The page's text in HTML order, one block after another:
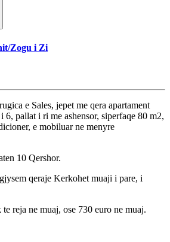
Zogu i Zi
e Sales, jepet me qera apartament
pallat i ri me ashensor, siperfaqe 80 m2,
e mobiluar ne menyre
10 Qershor.
qeraje Kerkohet muaji i pare, i
reja ne muaj, ose 730 euro ne muaj.